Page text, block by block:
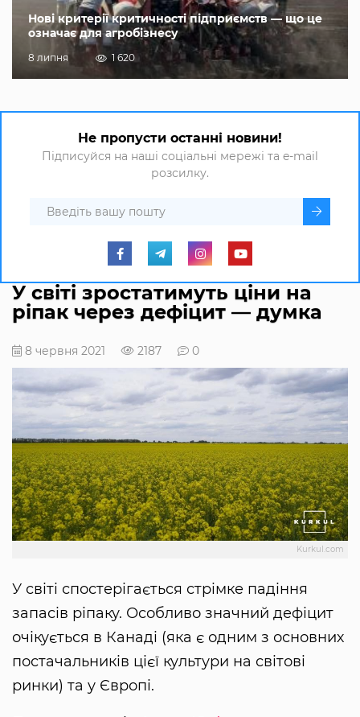
Нові критерії критичності підприємств — що це
означає для агробізнесу
8 липня 1 620
Не пропусти останні новини!
Підписуйся на наші соціальні мережі та e-mail
розсилку.
У світі зростатимуть ціни на
ріпак через дефіцит — думка
8 червня 2021 2187 0
Kurkul.com
У світі спостерігається стрімке падіння
запасів ріпаку. Особливо значний дефіцит
очікується в Канаді (яка є одним з основних
постачальників цієї культури на світові
ринки) та у Європі.